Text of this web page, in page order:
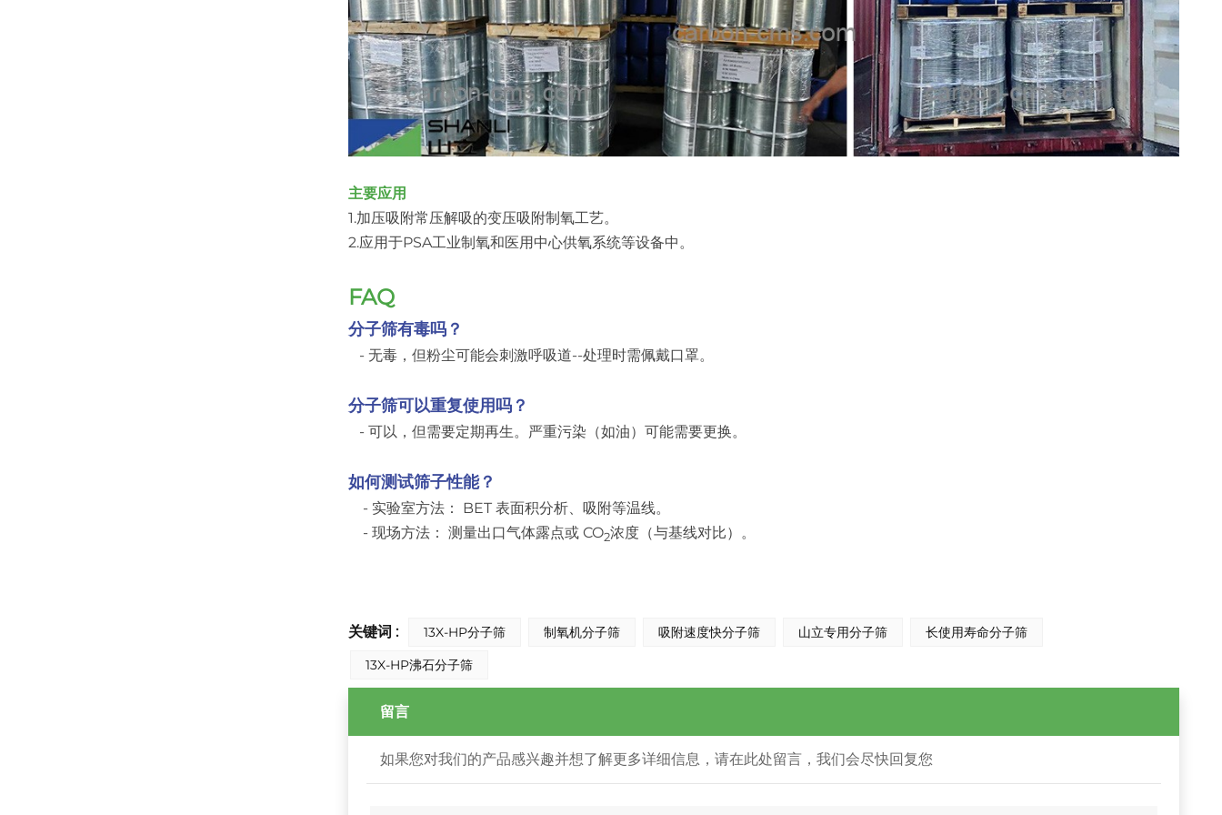
主要应用
1.加压吸附常压解吸的变压吸附制氧工艺。
2.应用于PSA工业制氧和医用中心供氧系统等设备中。
FAQ
分子筛有毒吗？
- 无毒，但粉尘可能会刺激呼吸道--处理时需佩戴口罩。
分子筛可以重复使用吗？
- 可以，但需要定期再生。严重污染（如油）可能需要更换。
如何测试筛子性能？
- 实验室方法： BET 表面积分析、吸附等温线。
- 现场方法： 测量出口气体露点或 CO2浓度（与基线对比）。
关键词 : 13X-HP分子筛 制氧机分子筛 吸附速度快分子筛 山立专用分子筛
长使用寿命分子筛
13X-HP沸石分子筛
留言
如果您对我们的产品感兴趣并想了解更多详细信息，请在此处留言，我们会尽快回复您